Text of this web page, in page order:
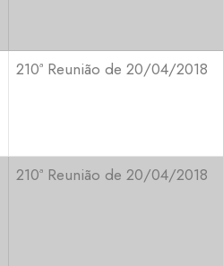
210ª Reunião de 20/04/2018
210ª Reunião de 20/04/2018